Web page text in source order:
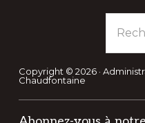
dans
ce
site
Copyright © 2026 ·
Chaudfontaine